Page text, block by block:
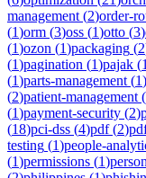
management (2)order-
(1)orm (3)oss (1)otto (3)
(1)ozon (1)packaging (2
(1)pagination (1)pajak (1
(1)parts-management (1)
(2)patient-management (
(1)payment-security (2)
(18)pci-dss (4)pdf(2)
testing (1)people-
(1)permissions (1)